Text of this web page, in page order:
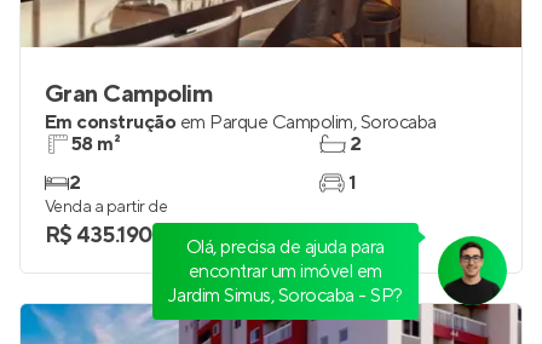
Gran Campolim
Em construção em Parque Campolim,Sorocaba
58 m²
2
2
1
Venda a partir de
R$ 435.190
Olá, precisa de ajuda para
encontrar um imóvel em
Jardim Simus, Sorocaba - SP?